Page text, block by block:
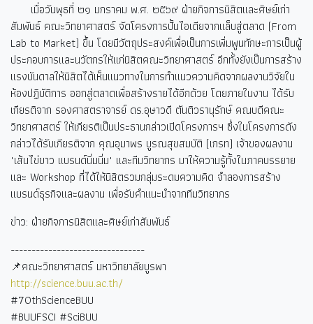
เมื่อวันพุธที่ ๒๑ มกราคม พ.ศ. ๒๕๖๙ ฝ่ายกิจการนิสิตและศิษย์เก่า
สัมพันธ์ คณะวิทยาศาสตร์ จัดโครงการปั้นไอเดียจากแล็บสู่ตลาด (From
Lab to Market) ขึ้น โดยมีวัตถุประสงค์เพื่อเป็นการเพิ่มพูนทักษะการเป็นผู้
ประกอบการและนวัตกรให้แก่นิสิตคณะวิทยาศาสตร์ อีกทั้งยังเป็นการสร้าง
แรงบันดาลให้นิสิตได้เห็นแนวทางในการทำแนวความคิดจากผลงานวิจัยใน
ห้องปฏิบัติการ ออกสู่ตลาดเพื่อสร้างรายได้อีกด้วย โดยภายในงาน ได้รับ
เกียรติจาก รองศาสตราจารย์ ดร.อุษาวดี ตันติวรานุรักษ์ คณบดีคณะ
วิทยาศาสตร์ ให้เกียรติเป็นประธานกล่าวเปิดโครงการฯ ซึ่งในโครงการดัง
กล่าวได้รับเกียรติจาก คุณอุมาพร บูรณสุขสมบัติ (เกรท) เจ้าของผลงาน
"เส้นไข่ขาว แบรนด์นิ่มนิ่ม" และทีมวิทยากร มาให้ความรู้ทั้งในภาคบรรยาย
และ Workshop ที่ได้ให้นิสิตรวมกลุ่มระดมความคิด จำลองการสร้าง
แบรนด์ธุรกิจและผลงาน เพื่อรับคำแนะนำจากทีมวิทยากร
ข่าว: ฝ่ายกิจการนิสิตและศิษย์เก่าสัมพันธ์
--------------------------------
📌คณะวิทยาศาสตร์ มหาวิทยาลัยบูรพา
http://science.buu.ac.th/
#70thScienceBUU
#BUUFSCI #SciBUU